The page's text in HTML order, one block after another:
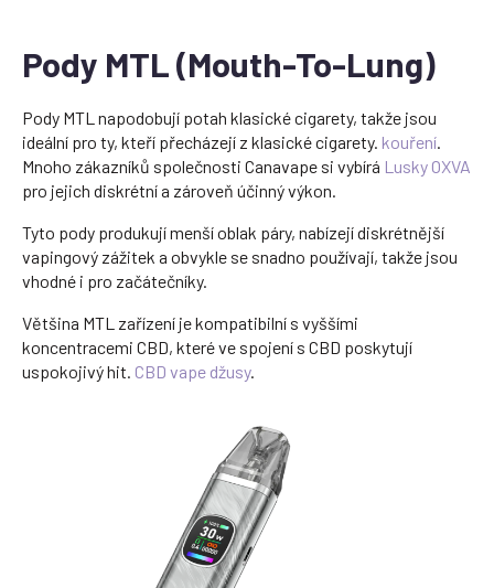
Pody MTL (Mouth-To-Lung)
Pody MTL napodobují potah klasické cigarety, takže jsou
ideální pro ty, kteří přecházejí z klasické cigarety. kouření.
Mnoho zákazníků společnosti Canavape si vybírá Lusky OXVA
pro jejich diskrétní a zároveň účinný výkon.
Tyto pody produkují menší oblak páry, nabízejí diskrétnější
vapingový zážitek a obvykle se snadno používají, takže jsou
vhodné i pro začátečníky.
Většina MTL zařízení je kompatibilní s vyššími
koncentracemi CBD, které ve spojení s CBD poskytují
uspokojivý hit. CBD vape džusy.